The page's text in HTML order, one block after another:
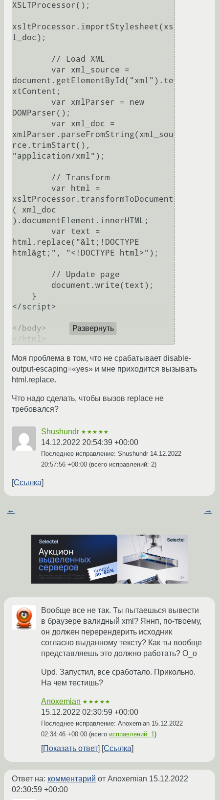
XSLTProcessor();
xsltProcessor.importStylesheet(xs
l_doc);
document.getElementById("xml").te
xtContent;
DOMParser();
xmlParser.parseFromString(xml_sou
rce.trimStart(),
"application/xml");
xsltProcessor.transformToDocument
( xml_doc
).documentElement.innerHTML;
html.replace("&lt;!DOCTYPE
html&gt;", "<!DOCTYPE html>");
</script>
</body>
Развернуть
Моя проблема в том, что не срабатывает disable-
output-escaping=«yes» и мне приходится вызывать
html.replace.
Что надо сделать, чтобы вызов replace не
требовался?
Shushundr ★★★★★
14.12.2022 20:54:39 +00:00
Последнее исправление: Shushundr 14.12.2022
20:57:56 +00:00 (всего исправлений: 2)
Ссылка
← →
Вообще все не так. Ты пытаешься вывести
в браузере валидный xml? Яннп, по-твоему,
он должен перерендерить исходник
согласно выданному тексту? Как ты вообще
представляешь это должно работать? О_о
Upd. Запустил, все сработало. Прикольно.
На чем тестишь?
Anoxemian ★★★★★
15.12.2022 02:30:59 +00:00
Последнее исправление: Anoxemian 15.12.2022
02:34:46 +00:00 (всего исправлений: 1)
Показать ответ Ссылка
Ответ на: комментарий от Anoxemian 15.12.2022
02:30:59 +00:00